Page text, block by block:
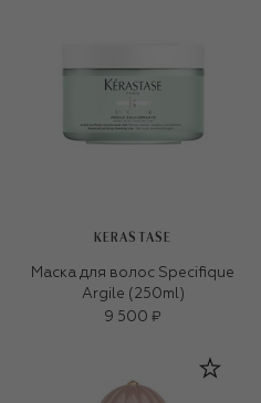
KERASTASE
Маска для волос Specifique
Argile (250ml)
9 500 ₽